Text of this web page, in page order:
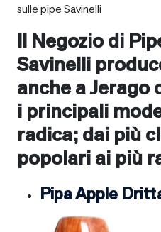
sulle pipe Savinelli
Il Negozio di
Savinelli
anche aJerago
i principali
radica; dai più
popolari ai più
Pipa Apple